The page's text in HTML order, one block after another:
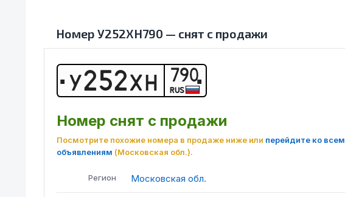
Номер У252ХН790 — снят с продажи
У252ХН 790
RUS
Номер снят с продажи
Посмотрите похожие номера в продаже ниже или перейдите ко всем
объявлениям (Московская обл.).
Регион Московская обл.